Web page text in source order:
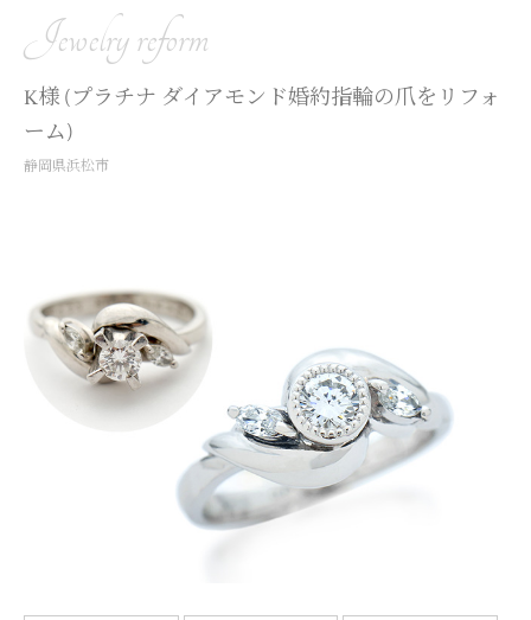
Jewelry reform
K様 (プラチナ ダイアモンド婚約指輪の爪をリフォ
ーム)
静岡県浜松市